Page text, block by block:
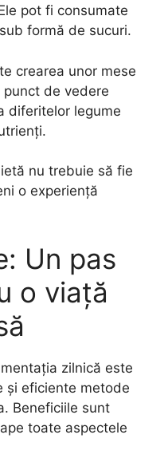
pot fi consumate
formă de sucuri.
crearea unor mese
de vedere
diferitelor legume
nu trebuie să fie
o experiență
Un pas
o viață
zilnică este
și eficiente metode
Beneficiile sunt
toate aspectele